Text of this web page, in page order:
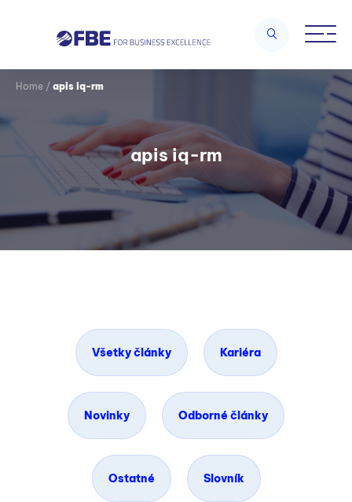
apis iq-rm
Home / apis iq-rm
Všetky články Kariéra
Novinky Odborné články
Ostatné Slovník